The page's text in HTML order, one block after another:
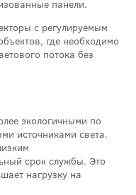
панели.
с регулируемым
где необходимо
потока без
экологичными по
источниками света.
срок службы. Это
нагрузку на